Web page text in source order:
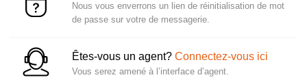
Nous vous enverrons un lien de réinitialisation de mot
de passe sur votre de messagerie.
Êtes-vous un agent? Connectez-vous ici
Vous serez amené à l’interface d’agent.